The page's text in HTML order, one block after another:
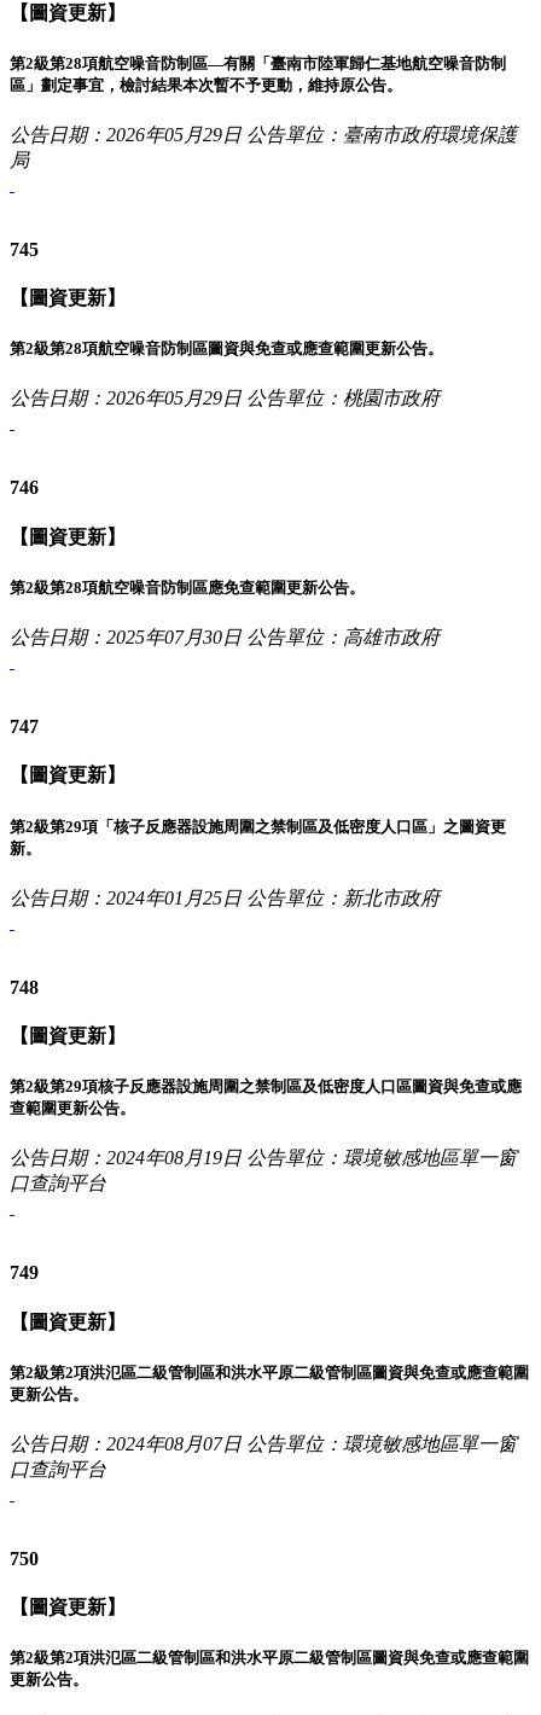
【圖資更新】
第2級第28項航空噪音防制區—有關「臺南市陸軍歸仁基地航空噪音防制
區」劃定事宜，檢討結果本次暫不予更動，維持原公告。
公告日期：2026年05月29日 公告單位：臺南市政府環境保護
局
745
【圖資更新】
第2級第28項航空噪音防制區圖資與免查或應查範圍更新公告。
公告日期：2026年05月29日 公告單位：桃園市政府
746
【圖資更新】
第2級第28項航空噪音防制區應免查範圍更新公告。
公告日期：2025年07月30日 公告單位：高雄市政府
747
【圖資更新】
第2級第29項「核子反應器設施周圍之禁制區及低密度人口區」之圖資更
新。
公告日期：2024年01月25日 公告單位：新北市政府
748
【圖資更新】
第2級第29項核子反應器設施周圍之禁制區及低密度人口區圖資與免查或應
查範圍更新公告。
公告日期：2024年08月19日 公告單位：環境敏感地區單一窗
口查詢平台
749
【圖資更新】
第2級第2項洪氾區二級管制區和洪水平原二級管制區圖資與免查或應查範圍
更新公告。
公告日期：2024年08月07日 公告單位：環境敏感地區單一窗
口查詢平台
750
【圖資更新】
第2級第2項洪氾區二級管制區和洪水平原二級管制區圖資與免查或應查範圍
更新公告。